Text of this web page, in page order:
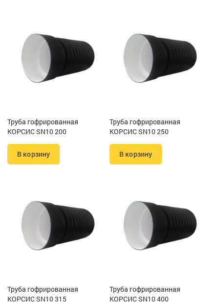
Труба гофрированная
КОРСИС SN10 200
В корзину
Труба гофрированная
КОРСИС SN10 250
В корзину
Труба гофрированная
КОРСИС SN10 315
Труба гофрированная
КОРСИС SN10 400